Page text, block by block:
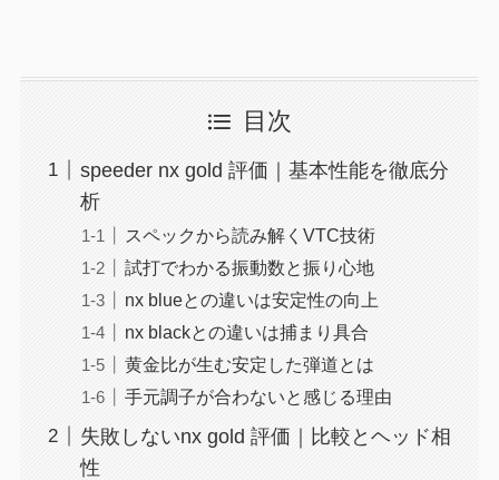
目次
speeder nx gold 評価｜基本性能を徹底分
析
スペックから読み解くVTC技術
試打でわかる振動数と振り心地
nx blueとの違いは安定性の向上
nx blackとの違いは捕まり具合
黄金比が生む安定した弾道とは
手元調子が合わないと感じる理由
失敗しないnx gold 評価｜比較とヘッド相
性